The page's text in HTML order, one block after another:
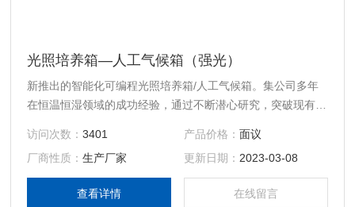
光照培养箱—人工气候箱（强光）
新推出的智能化可编程光照培养箱/人工气候箱。集公司多年
在恒温恒湿领域的成功经验，通过不断潜心研究，突破现有国
分植物和农作物培养需3~6个月或更长时间不间断运行），它
与一般光照培养箱/人工气候箱相比，更具有安全、可靠、稳
定和长时间连续运行的特点。 1、长时间连续运行 2、光照度
自动控制 3、无线报警系统 4、CO2浓度监测与控制
访问次数：3401 产品价格： 面议
厂商性质：生产厂家 更新日期： 2023-03-08
查看详情 在线留言